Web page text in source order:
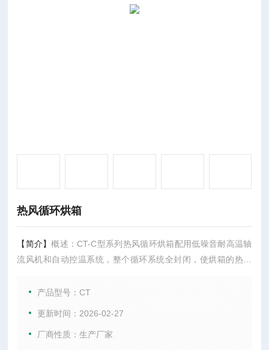
热风循环烘箱
【简介】概述：CT-C型系列热风循环烘箱配用低噪音耐高温轴
流风机和自动控温系统，整个循环系统全封闭，使烘箱的热效
产品型号：CT
更新时间：2026-02-27
厂商性质：生产厂家